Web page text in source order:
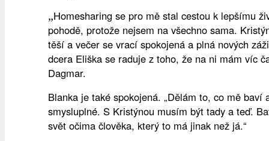
„Homesharing se pro mě stal cestou k lepšímu
pohodě, protože nejsem na všechno sama.
těší a večer se vrací spokojená a plná nových
dcera Eliška se raduje z toho, že na ni mám víc
Dagmar.
Blanka je také spokojená. „Dělám to, co mě baví
smysluplné. S Kristýnou musím být tady a teď.
svět očima člověka, který to má jinak než já.“